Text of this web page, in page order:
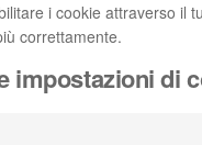
i cookie attraverso il
correttamente.
impostazioni di